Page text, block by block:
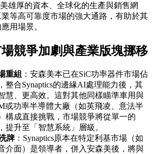
雄厚的資本、全球化的生產與銷售網
等高可靠度市場的強大通路，有助於其
用場景。
競爭加劇與產業版塊挪移
重組 ：安森美本已在SiC功率器件市場佔
整合Synaptics的邊緣AI處理能力後，其
慧、更高效。這對其他同樣瞄準車用與
或功率半導體大廠（如英飛凌、意法半
構成直接挑戰，市場競爭將從單一的
提升至「智慧系統」層級。
牌 ：Synaptics原本在特定利基市場（如
介面）是領導者，併入安森美後，將與